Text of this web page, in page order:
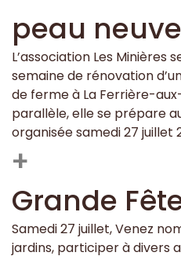
peau neuve
L’association Les Minières
semaine de rénovation
de ferme à La Ferrière-
parallèle, elle se prépare
organisée samedi 27 juillet
+
Grande
Samedi 27 juillet, Venez
jardins, participer à divers